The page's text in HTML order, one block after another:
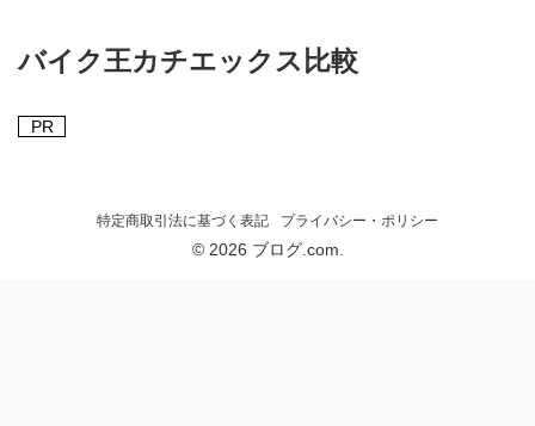
バイク王カチエックス比較
PR
特定商取引法に基づく表記 プライバシー・ポリシー
© 2026 ブログ.com.